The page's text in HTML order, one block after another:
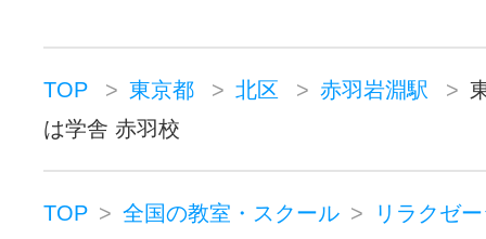
TOP 東京都 北区 赤羽岩淵駅
は学舎 赤羽校
TOP 全国の教室・スクール
リラクゼ